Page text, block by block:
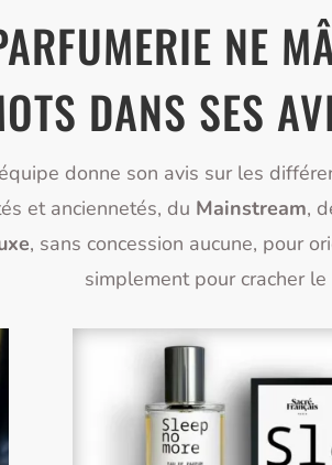
NE
DANS SES
donne son avis sur les
et anciennetés, du Mainstream,
, sans concession aucune, pour
simplement pour cracher le